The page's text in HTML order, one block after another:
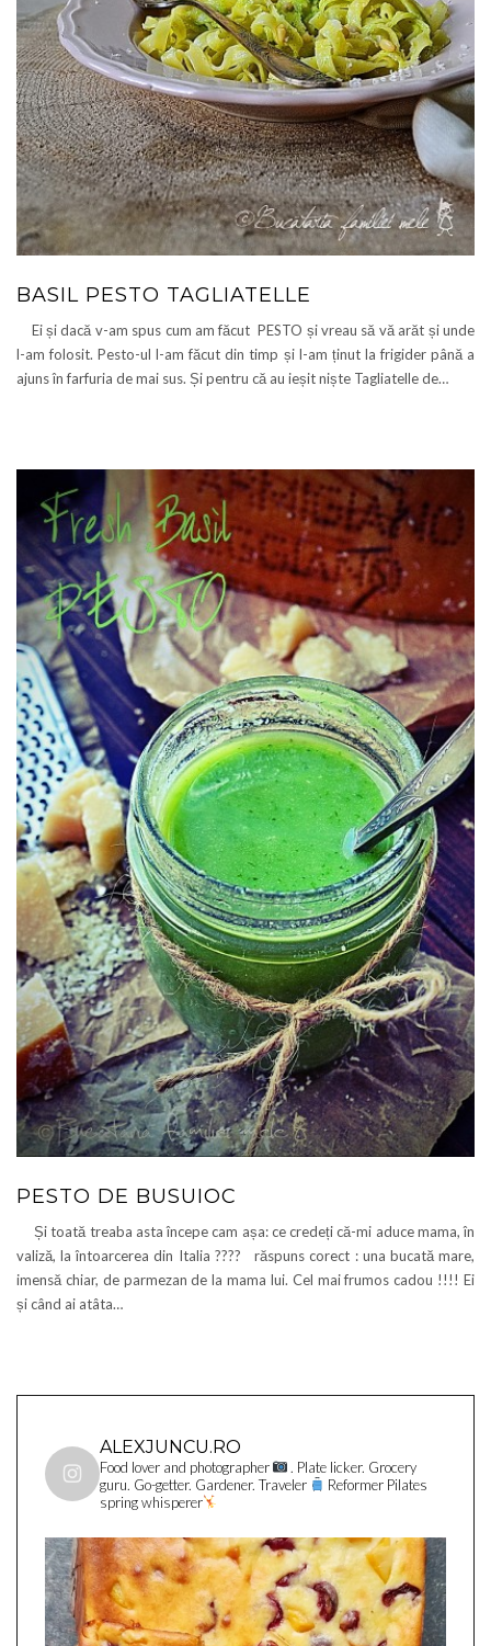
BASIL PESTO TAGLIATELLE
Ei și dacă v-am spus cum am făcut PESTO și vreau să vă arăt și unde
l-am folosit. Pesto-ul l-am făcut din timp și l-am ținut la frigider până a
ajuns în farfuria de mai sus. Și pentru că au ieșit niște Tagliatelle de…
PESTO DE BUSUIOC
Și toată treaba asta începe cam așa: ce credeți că-mi aduce mama, în
valiză, la întoarcerea din Italia ???? răspuns corect : una bucată mare,
imensă chiar, de parmezan de la mama lui. Cel mai frumos cadou !!!! Ei
și când ai atâta…
ALEXJUNCU.RO
Food lover and photographer
. Plate licker. Grocery
guru. Go-getter. Gardener. Traveler
Reformer Pilates
spring whisperer